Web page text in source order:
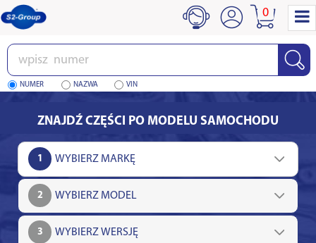
Wpisz
numer
NUMER NAZWA VIN
0
ZNAJDŹ CZĘŚCI PO MODELU SAMOCHODU
1
2
3